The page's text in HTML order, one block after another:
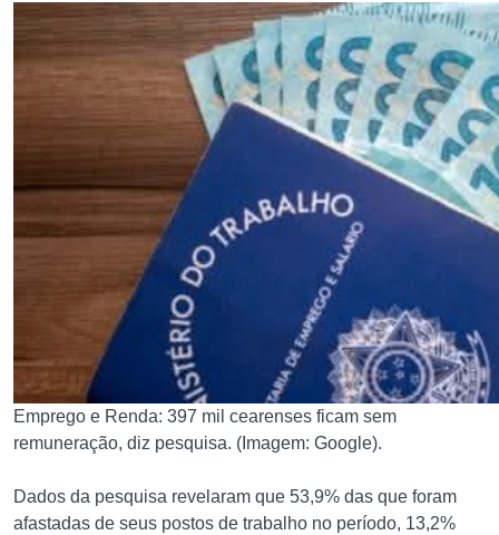
Emprego e Renda: 397 mil cearenses ficam sem
remuneração, diz pesquisa. (Imagem: Google).
Dados da pesquisa revelaram que 53,9% das que foram
afastadas de seus postos de trabalho no período, 13,2%